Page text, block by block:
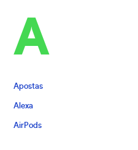
A
Apostas
Alexa
AirPods